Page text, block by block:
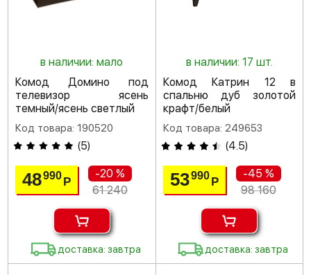
в наличии: мало
Комод Домино под
телевизор ясень
темный/ясень светлый
Код товара: 190520
(5)
48990Р
-20 %
61 240
доставка: завтра
в наличии: 17 шт.
Комод Катрин 12 в
спальню дуб золотой
крафт/белый
Код товара: 249653
(4.5)
53990 Р
-45 %
98 160
доставка: завтра